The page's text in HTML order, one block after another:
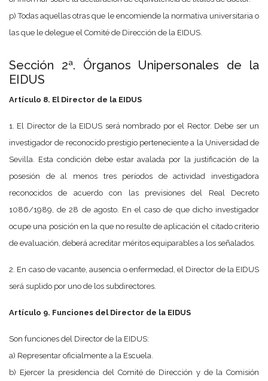
p) Todas aquellas otras que le encomiende la normativa universitaria o
las que le delegue el Comité de Dirección de la EIDUS.
Sección 2ª. Órganos Unipersonales de la
EIDUS
Artículo 8. El Director de la EIDUS
1. El Director de la EIDUS será nombrado por el Rector. Debe ser un
investigador de reconocido prestigio perteneciente a la Universidad de
Sevilla. Esta condición debe estar avalada por la justificación de la
posesión de al menos tres períodos de actividad investigadora
reconocidos de acuerdo con las previsiones del Real Decreto
1086/1989, de 28 de agosto. En el caso de que dicho investigador
ocupe una posición en la que no resulte de aplicación el citado criterio
de evaluación, deberá acreditar méritos equiparables a los señalados.
2. En caso de vacante, ausencia o enfermedad, el Director de la EIDUS
será suplido por uno de los subdirectores.
Artículo 9. Funciones del Director de la EIDUS
Son funciones del Director de la EIDUS:
a) Representar oficialmente a la Escuela.
b) Ejercer la presidencia del Comité de Dirección y de la Comisión